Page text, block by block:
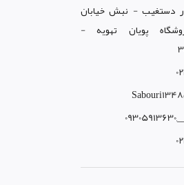
دستغيب - نبش خيابان
پويان تهويه -